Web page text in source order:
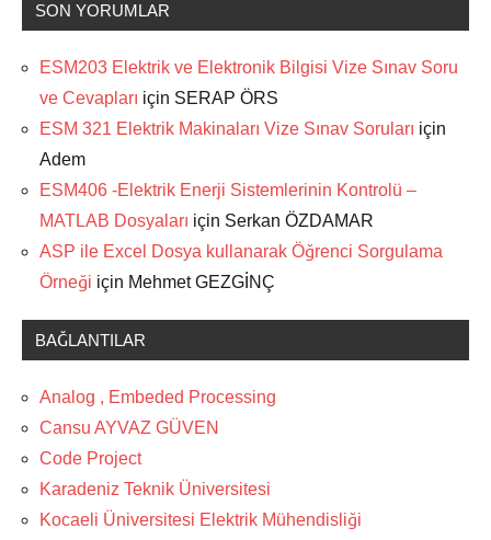
SON YORUMLAR
ESM203 Elektrik ve Elektronik Bilgisi Vize Sınav Soru
ve Cevapları için SERAP ÖRS
ESM 321 Elektrik Makinaları Vize Sınav Soruları için
Adem
ESM406 -Elektrik Enerji Sistemlerinin Kontrolü –
MATLAB Dosyaları için Serkan ÖZDAMAR
ASP ile Excel Dosya kullanarak Öğrenci Sorgulama
Örneği için Mehmet GEZGİNÇ
BAĞLANTILAR
Analog , Embeded Processing
Cansu AYVAZ GÜVEN
Code Project
Karadeniz Teknik Üniversitesi
Kocaeli Üniversitesi Elektrik Mühendisliği